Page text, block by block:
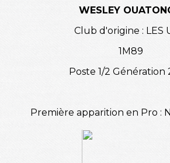
WESLEY
Club d'origine : LES
1M89
Poste 1/2 Génération
Première apparition en Pro :